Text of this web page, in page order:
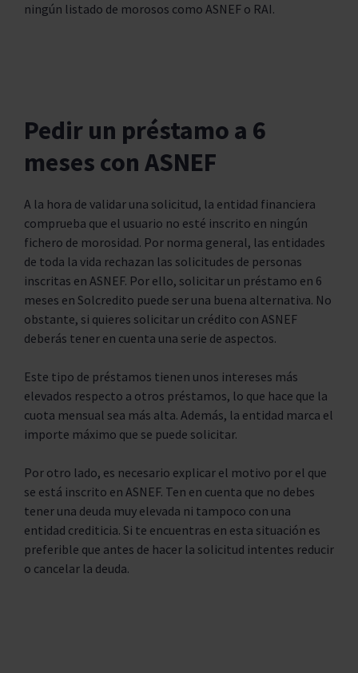
ningún listado de morosos como ASNEF o RAI.
Pedir un préstamo a 6
meses con ASNEF
A la hora de validar una solicitud, la entidad financiera
comprueba que el usuario no esté inscrito en ningún
fichero de morosidad. Por norma general, las entidades
de toda la vida rechazan las solicitudes de personas
inscritas en ASNEF. Por ello, solicitar un préstamo en 6
meses en Solcredito puede ser una buena alternativa. No
obstante, si quieres solicitar un crédito con ASNEF
deberás tener en cuenta una serie de aspectos.
Este tipo de préstamos tienen unos intereses más
elevados respecto a otros préstamos, lo que hace que la
cuota mensual sea más alta. Además, la entidad marca el
importe máximo que se puede solicitar.
Por otro lado, es necesario explicar el motivo por el que
se está inscrito en ASNEF. Ten en cuenta que no debes
tener una deuda muy elevada ni tampoco con una
entidad crediticia. Si te encuentras en esta situación es
preferible que antes de hacer la solicitud intentes reducir
o cancelar la deuda.